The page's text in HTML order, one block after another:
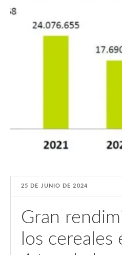
25 DE JUNIO DE 2024
Gran
los cereales